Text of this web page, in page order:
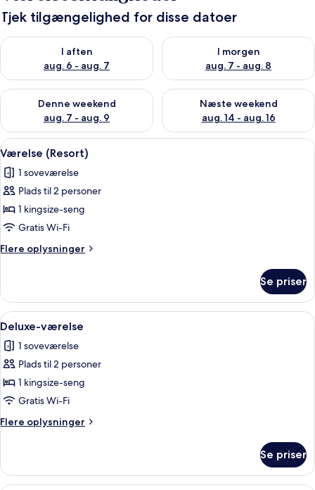
Tjek tilgængelighed for disse datoer
I aften
aug. 6 - aug. 7
Tjek tilgængelighed for i aften aug. 6 - aug. 7
I morgen
aug. 7 - aug. 8
Tjek tilgængelighed for i
Denne weekend
aug. 7 - aug. 9
Tjek tilgængelighed for denne weekend aug. 7 - aug. 9
Næste weekend
aug. 14 - aug. 16
Tjek tilgængelighed for næste
Indlæs
alle
billeder
af
Værelse
(Resort)
Et soveværelse med en stor seng,
3
Værelse (Resort)
1 soveværelse
Plads til 2 personer
1 kingsize-seng
Gratis Wi-Fi
Flere oplysninger
Flere
(Resort)
Se priser
Indlæs
alle
billeder
af
Deluxe-
værelse
Et soveværelse med en stor seng,
5
Deluxe-værelse
1 soveværelse
Plads til 2 personer
1 kingsize-seng
Gratis Wi-Fi
Flere oplysninger
Flere
værelse
Se priser